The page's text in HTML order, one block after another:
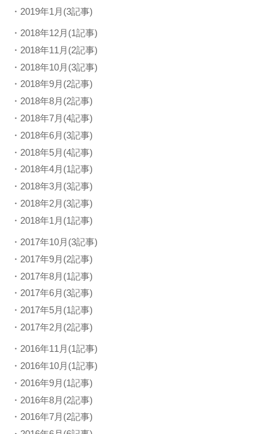
・2019年1月(3記事)
・2018年12月(1記事)
・2018年11月(2記事)
・2018年10月(3記事)
・2018年9月(2記事)
・2018年8月(2記事)
・2018年7月(4記事)
・2018年6月(3記事)
・2018年5月(4記事)
・2018年4月(1記事)
・2018年3月(3記事)
・2018年2月(3記事)
・2018年1月(1記事)
・2017年10月(3記事)
・2017年9月(2記事)
・2017年8月(1記事)
・2017年6月(3記事)
・2017年5月(1記事)
・2017年2月(2記事)
・2016年11月(1記事)
・2016年10月(1記事)
・2016年9月(1記事)
・2016年8月(2記事)
・2016年7月(2記事)